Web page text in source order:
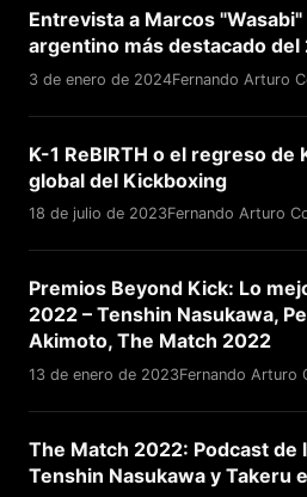
Entrevista a Marcos
argentino más destacado del
3 de enero de 2024Fernando Arturo
K-1 ReBIRTH o el regreso de
global del Kickboxing
18 de julio de 2023Fernando Arturo
Premios Beyond Kick: Lo
2022 – Tenshin Nasukawa,
Akimoto, The Match 2022
13 de enero de 2023Fernando Arturo
The Match 2022: Podcast de
Tenshin Nasukawa y Takeru